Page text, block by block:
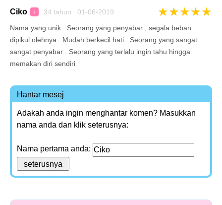
Ciko ♀ 34 tahun 01-06-2019 ★★★★★
Nama yang unik . Seorang yang penyabar , segala beban
dipikul olehnya . Mudah berkecil hati . Seorang yang sangat
sangat penyabar . Seorang yang terlalu ingin tahu hingga
memakan diri sendiri
Hantar mesej
Adakah anda ingin menghantar komen? Masukkan
nama anda dan klik seterusnya:
Nama pertama anda: